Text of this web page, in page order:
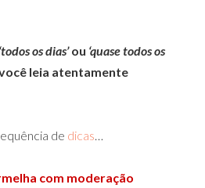
‘todos os dias’ou ‘quase todos os
leia atentamente
de dicas…
com moderação